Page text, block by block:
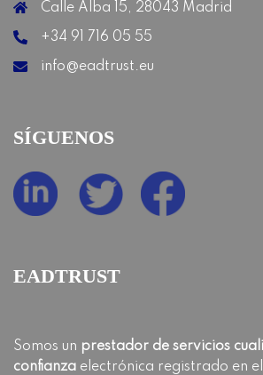
Calle Alba 15, 28043 Madrid
+34 91 716 05 55
info@eadtrust.eu
SÍGUENOS
EADTRUST
Somos un prestador de servicios
confianza electrónica registrado en